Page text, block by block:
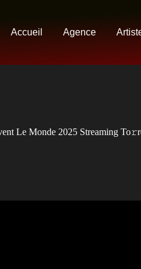
Accueil Agence
Le Monde 2025 Streaming